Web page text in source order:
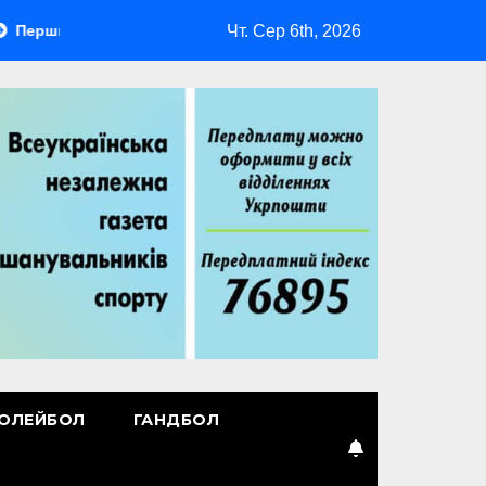
лідер Повернення Мудрика Втрачені ілюзії
Чт. Сер 6th, 2026
ГАНДБОЛ